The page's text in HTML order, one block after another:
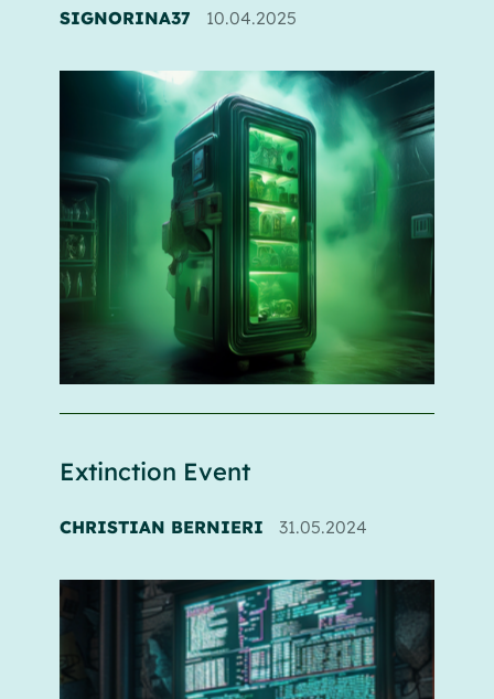
SIGNORINA37 10.04.2025
Extinction Event
CHRISTIAN BERNIERI 31.05.2024